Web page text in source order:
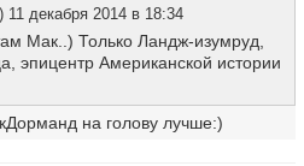
11 декабря 2014 в 18:34
Мак..) Только Ландж-изумруд,
эпицентр Американской истории
на голову лучше:)